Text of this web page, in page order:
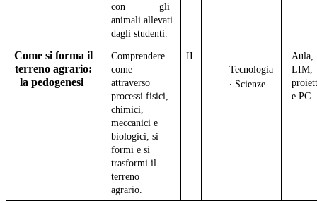
con gli
animali allevati
dagli studenti.
Come si forma il
terreno agrario:
la pedogenesi
Comprendere
come
attraverso
processi fisici,
chimici,
meccanici e
biologici, si
formi e si
trasformi il
terreno
agrario.
II
∙
Tecnologia
∙ Scienze
Aula,
LIM,
e PC